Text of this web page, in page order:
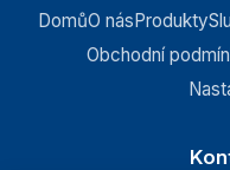
DomůO násProdukty
Obchodní